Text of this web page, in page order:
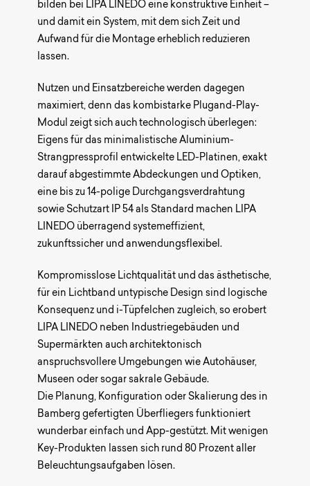
bilden bei LIPA LINEDO eine konstruktive Einheit –
und damit ein System, mit dem sich Zeit und
Aufwand für die Montage erheblich reduzieren
lassen.
Nutzen und Einsatzbereiche werden dagegen
maximiert, denn das kombistarke Plugand-Play-
Modul zeigt sich auch technologisch überlegen:
Eigens für das minimalistische Aluminium-
Strangpressprofil entwickelte LED-Platinen, exakt
darauf abgestimmte Abdeckungen und Optiken,
eine bis zu 14-polige Durchgangsverdrahtung
sowie Schutzart IP 54 als Standard machen LIPA
LINEDO überragend systemeffizient,
zukunftssicher und anwendungsflexibel.
Kompromisslose Lichtqualität und das ästhetische,
für ein Lichtband untypische Design sind logische
Konsequenz und i-Tüpfelchen zugleich, so erobert
LIPA LINEDO neben Industriegebäuden und
Supermärkten auch architektonisch
anspruchsvollere Umgebungen wie Autohäuser,
Museen oder sogar sakrale Gebäude.
Die Planung, Konfiguration oder Skalierung des in
Bamberg gefertigten Überfliegers funktioniert
wunderbar einfach und App-gestützt. Mit wenigen
Key-Produkten lassen sich rund 80 Prozent aller
Beleuchtungsaufgaben lösen.
Sagen Sie uns Hallo!